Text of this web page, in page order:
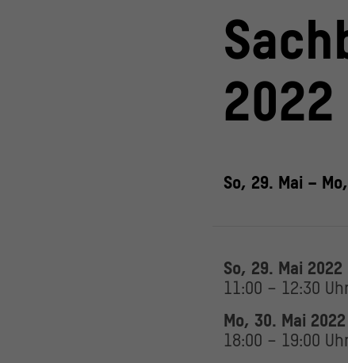
2022
So, 29. Mai –
So, 29. Mai 2022
11:00 – 12:30
Mo, 30. Mai 2022
18:00 – 19:00